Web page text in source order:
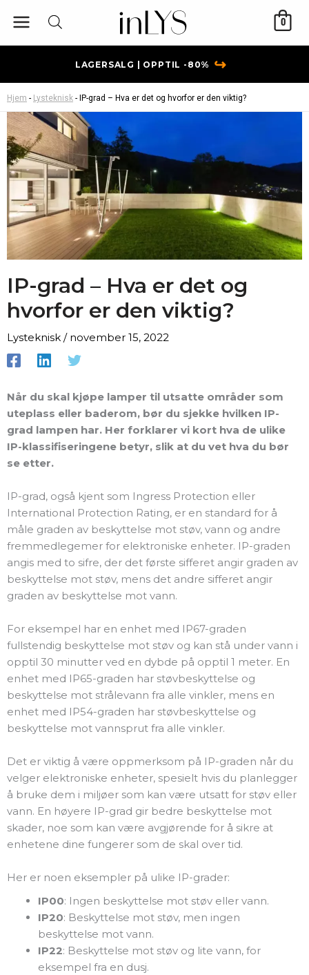
rett
0
LAGERSALG | OPPTIL -80% ↪
Hjem - Lysteknisk - IP-grad – Hva er det og hvorfor er den viktig?
IP-grad – Hva er det og
hvorfor er den viktig?
Lysteknisk / november 15, 2022
Når du skal kjøpe lamper til utsatte områder som
uteplass eller baderom, bør du sjekke hvilken IP-
grad lampen har. Her forklarer vi kort hva de ulike
IP-klassifiseringene betyr, slik at du vet hva du bør
se etter.
IP-grad, også kjent som Ingress Protection eller
International Protection Rating, er en standard for å
måle graden av beskyttelse mot støv, vann og andre
fremmedlegemer for elektroniske enheter. IP-graden
angis med to sifre, der det første sifferet angir graden av
beskyttelse mot støv, mens det andre sifferet angir
graden av beskyttelse mot vann.
For eksempel har en enhet med IP67-graden
fullstendig beskyttelse mot støv og kan stå under vann i
opptil 30 minutter ved en dybde på opptil 1 meter. En
enhet med IP65-graden har støvbeskyttelse og
beskyttelse mot strålevann fra alle vinkler, mens en
enhet med IP54-graden har støvbeskyttelse og
beskyttelse mot vannsprut fra alle vinkler.
Det er viktig å være oppmerksom på IP-graden når du
velger elektroniske enheter, spesielt hvis du planlegger
å bruke dem i miljøer som kan være utsatt for støv eller
vann. En høyere IP-grad gir bedre beskyttelse mot
skader, noe som kan være avgjørende for å sikre at
enhetene dine fungerer som de skal over tid.
Her er noen eksempler på ulike IP-grader:
IP00: Ingen beskyttelse mot støv eller vann.
IP20: Beskyttelse mot støv, men ingen
beskyttelse mot vann.
IP22: Beskyttelse mot støv og lite vann, for
eksempel fra en dusj.